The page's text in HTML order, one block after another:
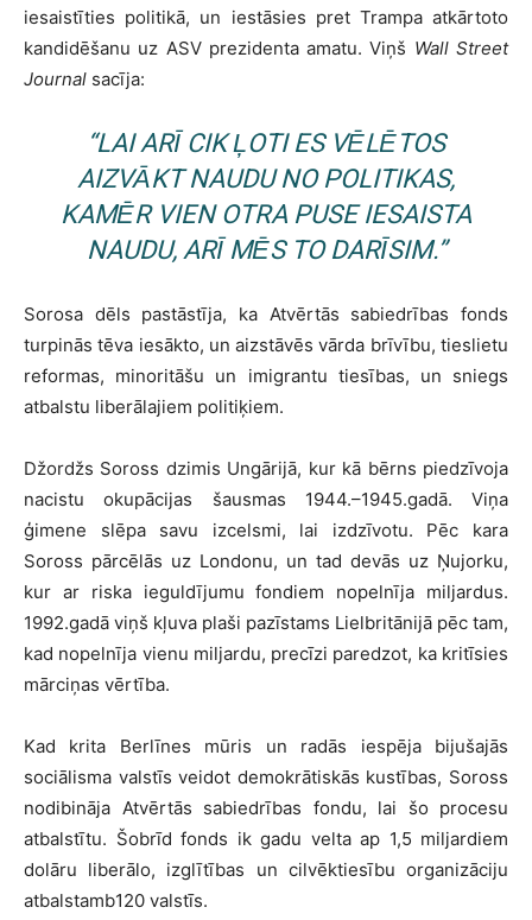
iesaistīties politikā, un iestāsies pret Trampa atkārtoto
kandidēšanu uz ASV prezidenta amatu. Viņš Wall Street
Journal sacīja:
“LAI ARĪ CIK ĻOTI ES VĒLĒTOS
AIZVĀKT NAUDU NO POLITIKAS,
KAMĒR VIEN OTRA PUSE IESAISTA
NAUDU, ARĪ MĒS TO DARĪSIM.”
Sorosa dēls pastāstīja, ka Atvērtās sabiedrības fonds
turpinās tēva iesākto, un aizstāvēs vārda brīvību, tieslietu
reformas, minoritāšu un imigrantu tiesības, un sniegs
atbalstu liberālajiem politiķiem.
Džordžs Soross dzimis Ungārijā, kur kā bērns piedzīvoja
nacistu okupācijas šausmas 1944.–1945.gadā. Viņa
ģimene slēpa savu izcelsmi, lai izdzīvotu. Pēc kara
Soross pārcēlās uz Londonu, un tad devās uz Ņujorku,
kur ar riska ieguldījumu fondiem nopelnīja miljardus.
1992.gadā viņš kļuva plaši pazīstams Lielbritānijā pēc tam,
kad nopelnīja vienu miljardu, precīzi paredzot, ka kritīsies
mārciņas vērtība.
Kad krita Berlīnes mūris un radās iespēja bijušajās
sociālisma valstīs veidot demokrātiskās kustības, Soross
nodibināja Atvērtās sabiedrības fondu, lai šo procesu
atbalstītu. Šobrīd fonds ik gadu velta ap 1,5 miljardiem
dolāru liberālo, izglītības un cilvēktiesību organizāciju
atbalstamb120 valstīs.